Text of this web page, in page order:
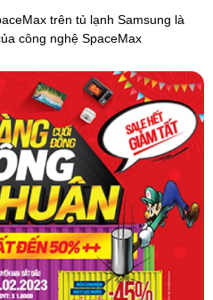
thuận tiện và an toàn.
trên tủ lạnh Samsung là
công nghệ SpaceMax